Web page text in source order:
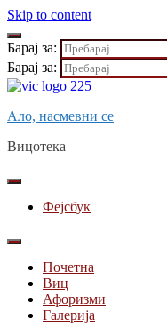
Skip to content
Барај за:
Барај за:
Ало, насмевни се
Вицотека
Фејсбук
Почетна
Виц
Афоризми
Галерија